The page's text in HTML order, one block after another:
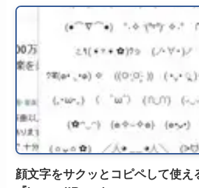
顔文字をサクッとコピペして使